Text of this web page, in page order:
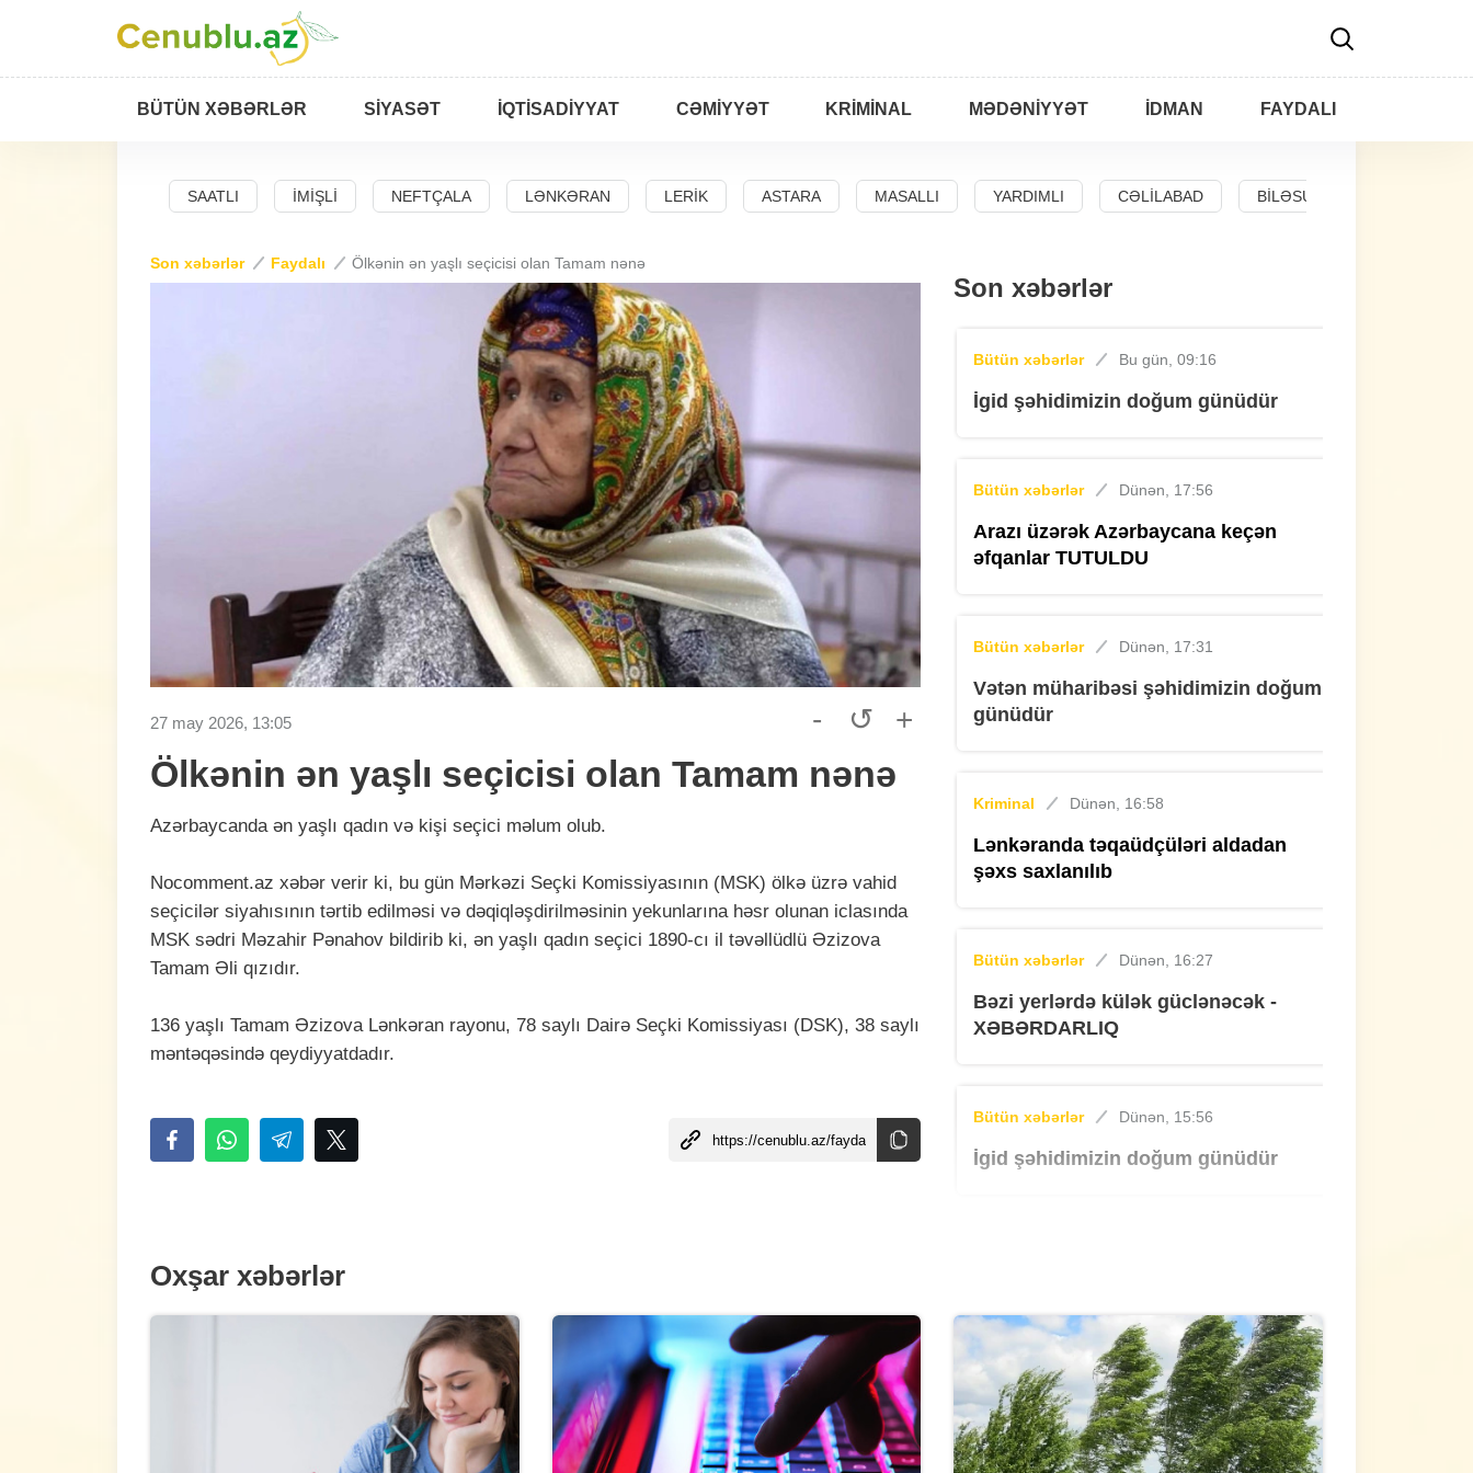
BÜTÜN XƏBƏRLƏR SIYASƏT İQTISADIYYAT CƏMIYYƏT KRIMINAL MƏDƏNIYYƏT İDMAN FAYDALI
SAATLI İMIŞLI NEFTÇALA LƏNKƏRAN LERIK ASTARA MASALLI YARDIMLI CƏLILABAD BILƏSUVAR
Son xəbərlər Faydalı Ölkənin ən yaşlı seçicisi olan Tamam nənə
27 may 2026, 13:05 - ↺ +
Ölkənin ən yaşlı seçicisi olan Tamam nənə
Azərbaycanda ən yaşlı qadın və kişi seçici məlum olub.
Nocomment.аz xəbər verir ki, bu gün Mərkəzi Seçki Komissiyasının (MSK) ölkə üzrə vahid
seçicilər siyahısının tərtib edilməsi və dəqiqləşdirilməsinin yekunlarına həsr olunan iclasında
MSK sədri Məzahir Pənahov bildirib ki, ən yaşlı qadın seçici 1890-cı il təvəllüdlü Əzizova
Tamam Əli qızıdır.
136 yaşlı Tamam Əzizova Lənkəran rayonu, 78 saylı Dairə Seçki Komissiyası (DSK), 38 saylı
məntəqəsində qeydiyyatdadır.
Son xəbərlər
Bütün xəbərlər Bu gün, 09:16
İgid şəhidimizin doğum günüdür
Bütün xəbərlər Dünən, 17:56
Arazı üzərək Azərbaycana keçən
əfqanlar TUTULDU
Bütün xəbərlər Dünən, 17:31
Vətən müharibəsi şəhidimizin doğum
günüdür
Kriminal Dünən, 16:58
Lənkəranda təqaüdçüləri aldadan
şəxs saxlanılıb
Bütün xəbərlər Dünən, 16:27
Bəzi yerlərdə külək güclənəcək -
XƏBƏRDARLIQ
Bütün xəbərlər Dünən, 15:56
İgid şəhidimizin doğum günüdür
cəlb edilib
Bütün xəbərlər Dünən, 14:53
Sabah hava necə olacaq?
Oxşar xəbərlər